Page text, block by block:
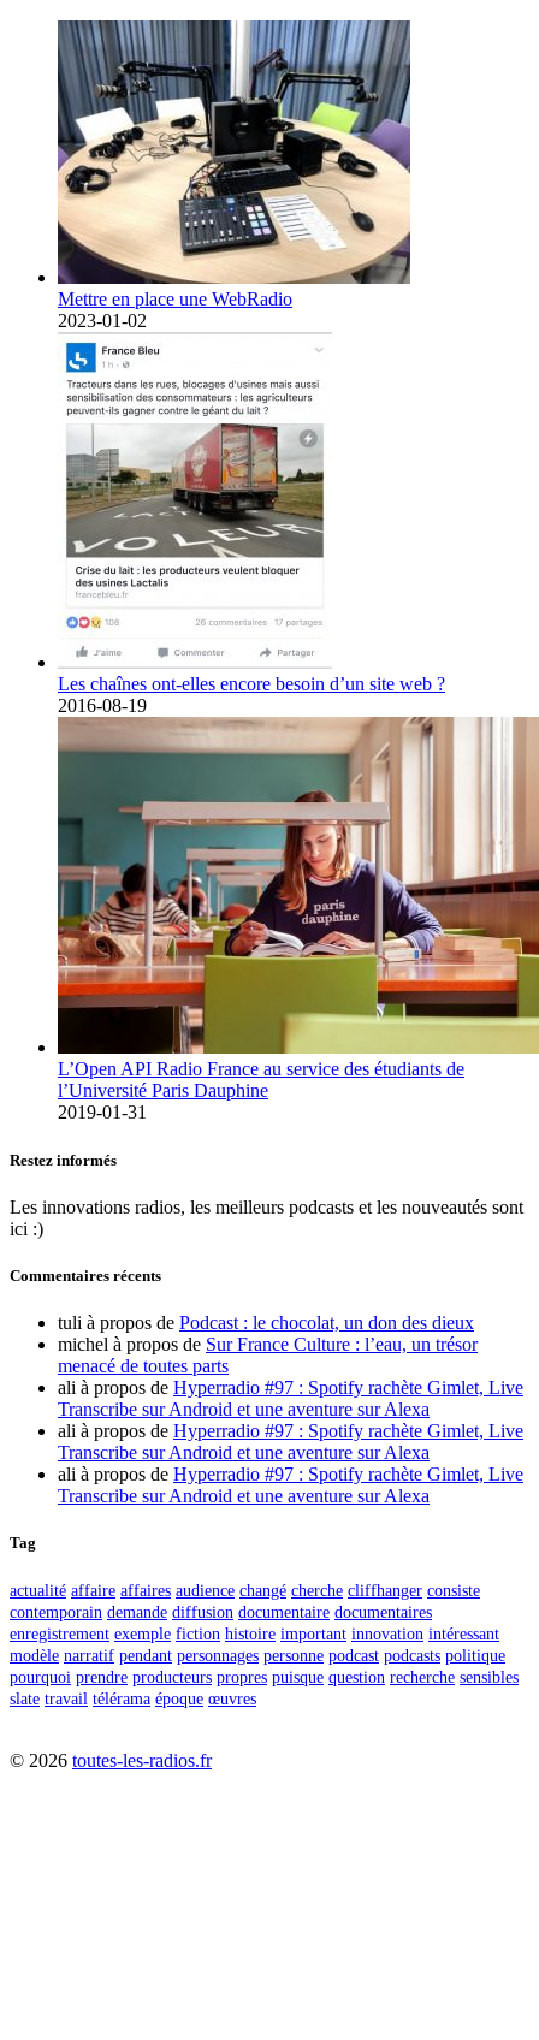
Mettre en place une WebRadio
2023-01-02
Les chaînes ont-elles encore besoin d’un site web ?
2016-08-19
L’Open API Radio France au service des étudiants de
l’Université Paris Dauphine
2019-01-31
Restez informés
Les innovations radios, les meilleurs podcasts et les nouveautés sont
ici :)
Commentaires récents
tuli à propos de Podcast : le chocolat, un don des dieux
michel à propos de Sur France Culture : l’eau, un trésor
menacé de toutes parts
ali à propos de Hyperradio #97 : Spotify rachète Gimlet, Live
Transcribe sur Android et une aventure sur Alexa
ali à propos de Hyperradio #97 : Spotify rachète Gimlet, Live
Transcribe sur Android et une aventure sur Alexa
ali à propos de Hyperradio #97 : Spotify rachète Gimlet, Live
Transcribe sur Android et une aventure sur Alexa
Tag
actualité affaire affaires audience changé cherche cliffhanger consiste
contemporain demande diffusion documentaire documentaires
enregistrement exemple fiction histoire important innovation intéressant
modèle narratif pendant personnages personne podcast podcasts politique
pourquoi prendre producteurs propres puisque question recherche sensibles
slate travail télérama époque œuvres
© 2026 toutes-les-radios.fr